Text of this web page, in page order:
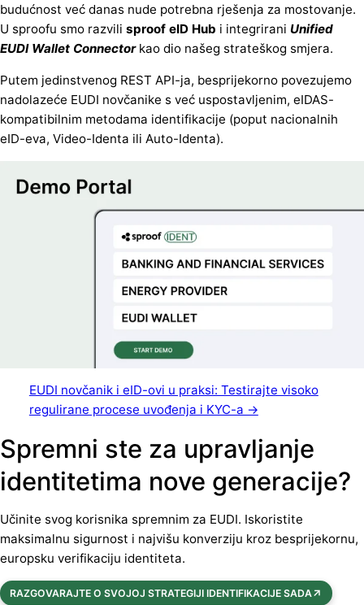
budućnost već danas nude potrebna rješenja za mostovanje.
U sproofu smo razvili sproof eID Hub i integrirani Unified
EUDI Wallet Connectorkao dio našeg strateškog smjera.
Putem jedinstvenog REST API-ja, besprijekorno povezujemo
nadolazeće EUDI novčanike s već uspostavljenim, eIDAS-
kompatibilnim metodama identifikacije (poput nacionalnih
eID-eva, Video-Identa ili Auto-Identa).
EUDI novčanik i eID-ovi u praksi: Testirajte visoko
regulirane procese uvođenja i KYC-a →
Spremni ste za upravljanje
identitetima nove generacije?
Učinite svog korisnika spremnim za EUDI. Iskoristite
maksimalnu sigurnost i najvišu konverziju kroz besprijekornu,
europsku verifikaciju identiteta.
RAZGOVARAJTE O SVOJOJ STRATEGIJI IDENTIFIKACIJE SADA